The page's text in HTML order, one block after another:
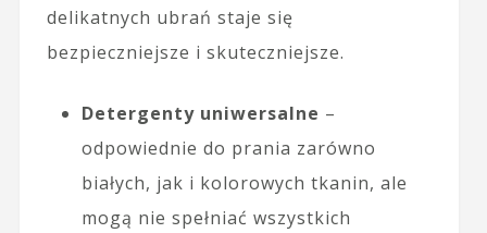
delikatnych ubrań staje się
bezpieczniejsze i skuteczniejsze.
Detergenty uniwersalne –
odpowiednie do prania zarówno
białych, jak i kolorowych tkanin, ale
mogą nie spełniać wszystkich